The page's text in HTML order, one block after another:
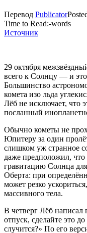
Перевод Publicator
Time to Read:-words
Источник
29 октября
всего к Солнцу — и
Большинство
комета изо льда
Лёб не исключает, что
посланный
Обычно кометы не
Юпитеру за один
слишком уж странное
даже предположил, что
гравитацию Солнца
Оберта: при
может резко
массивного тела.
В четверг Лёб написал
отпуск, сделайте это
случится?» По его